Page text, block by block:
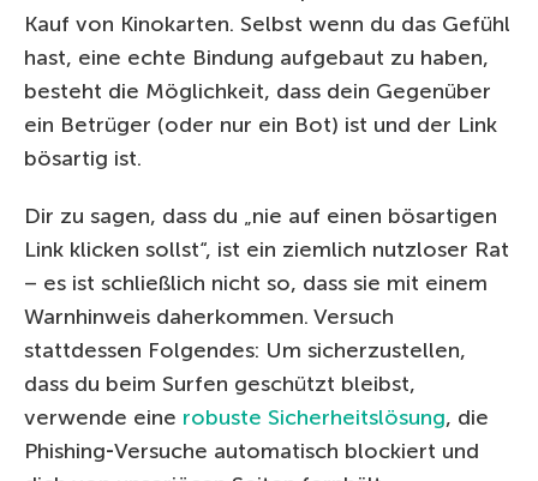
Kauf von Kinokarten. Selbst wenn du das Gefühl
hast, eine echte Bindung aufgebaut zu haben,
besteht die Möglichkeit, dass dein Gegenüber
ein Betrüger (oder nur ein Bot) ist und der Link
bösartig ist.
Dir zu sagen, dass du „nie auf einen bösartigen
Link klicken sollst“, ist ein ziemlich nutzloser Rat
– es ist schließlich nicht so, dass sie mit einem
Warnhinweis daherkommen. Versuch
stattdessen Folgendes: Um sicherzustellen,
dass du beim Surfen geschützt bleibst,
verwende eine robuste Sicherheitslösung, die
Phishing‑Versuche automatisch blockiert und